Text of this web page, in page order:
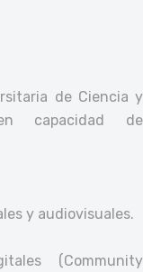
de Ciencia y
en capacidad de
y audiovisuales.
(Community